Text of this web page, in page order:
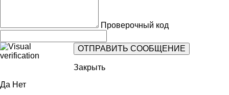
Проверочный код
Закрыть
Да Нет